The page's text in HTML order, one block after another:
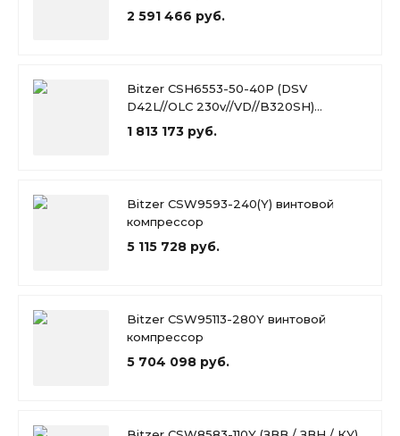
D54L//OLC 230v//VD)
2 591 466 руб.
Bitzer CSH6553-50-40P (DSV
D42L//OLC 230v//VD//B320SH)
винтовой компрессор
1 813 173 руб.
Bitzer CSW9593-240(Y) винтовой
компрессор
5 115 728 руб.
Bitzer CSW95113-280Y винтовой
компрессор
5 704 098 руб.